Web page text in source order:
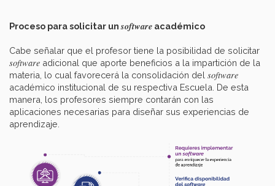
Proceso para solicitar un software académico
Cabe señalar que el profesor tiene la posibilidad de solicitar
software adicional que aporte beneficios a la impartición de la
materia, lo cual favorecerá la consolidación del software
académico institucional de su respectiva Escuela. De esta
manera, los profesores siempre contarán con las
aplicaciones necesarias para diseñar sus experiencias de
aprendizaje.